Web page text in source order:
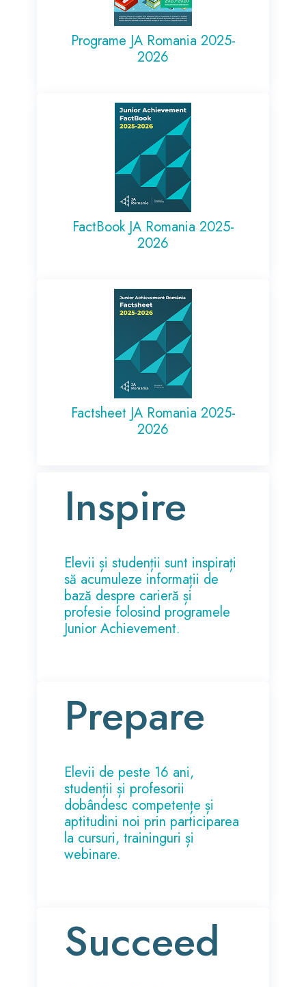
Programe JA Romania 2025-
2026
FactBook JA Romania 2025-
2026
Factsheet JA Romania 2025-
2026
Inspire
Elevii și studenții sunt inspirați
să acumuleze informații de
bază despre carieră și
profesie folosind programele
Junior Achievement.
Prepare
Elevii de peste 16 ani,
studenții și profesorii
dobândesc competențe și
aptitudini noi prin participarea
la cursuri, traininguri și
webinare.
Succeed